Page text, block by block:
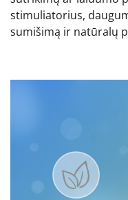
stimuliatorius,
sumišimą ir natūralų